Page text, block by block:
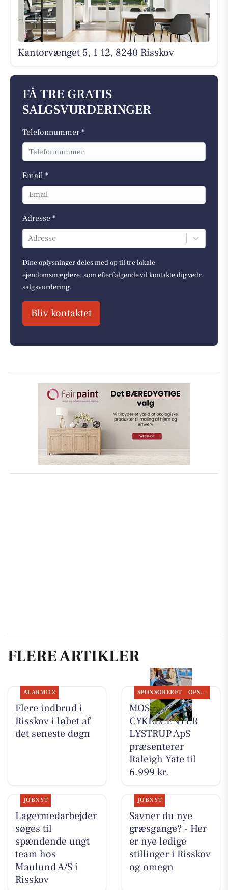
Kantorvænget 5, 1 12, 8240 Risskov
FÅ TRE GRATIS
SALGSVURDERINGER
Telefonnummer *
Email *
Adresse *
Adresse
Dine oplysninger deles med op til tre lokale
ejendomsmæglere, som efterfølgende vil kontakte dig vedr.
salgsvurdering.
Bliv kontaktet
FLERE ARTIKLER
ALARM112
Flere indbrud i
Risskov i løbet af
det seneste døgn
SPONSORERET OPSLAGSTAVLEN
MOSQUITO
CYKELCENTER
LYSTRUP ApS
præsenterer
Raleigh Yate til
6.999 kr.
JOBNYT
Lagermedarbejder
søges til
spændende ungt
team hos
Maulund A/S i
Risskov
JOBNYT
Savner du nye
græsgange? - Her
er nye ledige
stillinger i Risskov
og omegn